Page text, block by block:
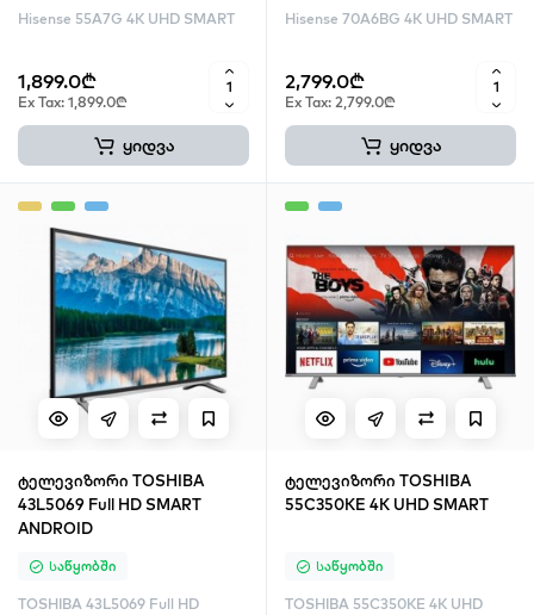
Hisense 55A7G 4K UHD SMART
1,899.0₾
Ex Tax: 1,899.0₾
ყიდვა
Hisense 70A6BG 4K UHD SMART
2,799.0₾
Ex Tax: 2,799.0₾
ყიდვა
ტელევიზორი TOSHIBA
43L5069 Full HD SMART
ANDROID
Საწყობში
TOSHIBA 43L5069 Full HD
ტელევიზორი TOSHIBA
55C350KE 4K UHD SMART
Საწყობში
TOSHIBA 55C350KE 4K UHD